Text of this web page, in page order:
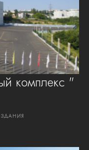
комплекс "
ЗДАНИЯ